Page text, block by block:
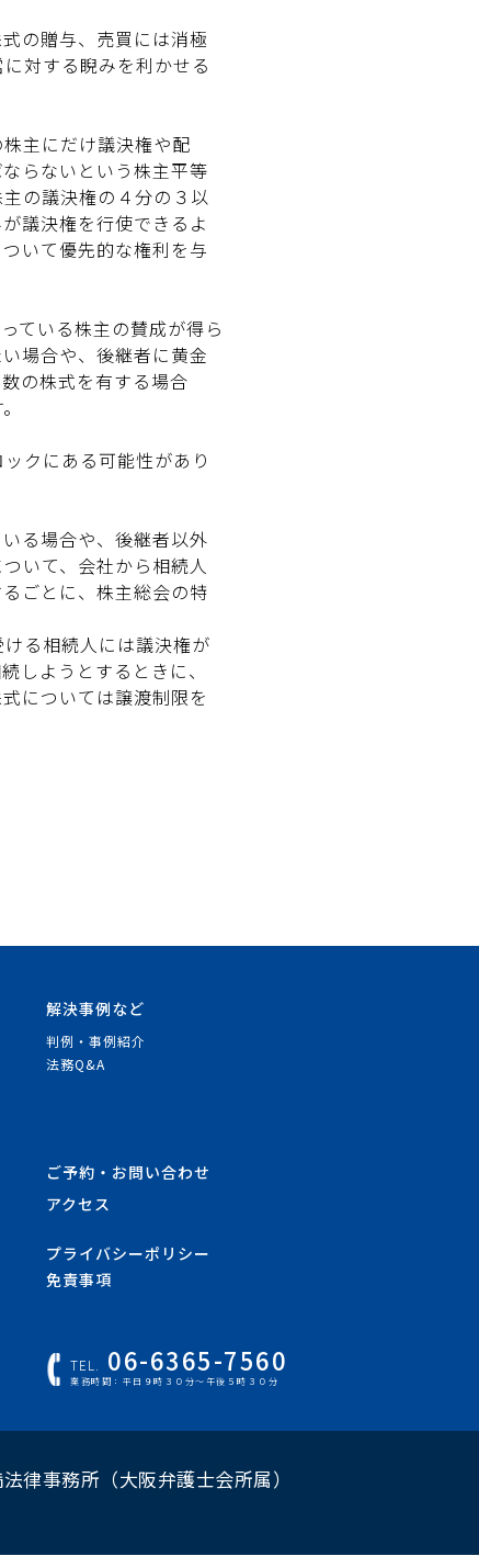
の贈与、売買には消極
対する睨みを利かせる
主にだけ議決権や配
らないという株主平等
の議決権の４分の３以
議決権を行使できるよ
いて優先的な権利を与
ている株主の賛成が得ら
場合や、後継者に黄金
の株式を有する場合
クにある可能性があり
る場合や、後継者以外
いて、会社から相続人
ごとに、株主総会の特
る相続人には議決権が
しようとするときに、
については譲渡制限を
解決事例など
判例・事例紹介
法務Q&A
ご予約・お問い合わせ
アクセス
プライバシーポリシー
免責事項
TEL. 06-6365-7560
業務時間：平日９時３０分～午後５時３０分
律事務所（大阪弁護士会所属）